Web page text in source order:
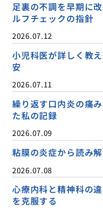
足裏の不調を早期に
ルフチェックの指針
2026.07.12
小児科医が詳しく教
安
2026.07.11
繰り返す口内炎の痛
た私の記録
2026.07.09
粘膜の炎症から読み
2026.07.08
心療内科と精神科の
を克服する